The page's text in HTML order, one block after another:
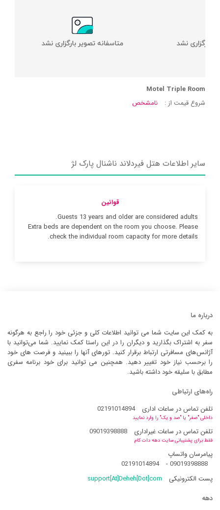
Motel Triple Room
شروع قیمت از :
نامشخص
سایر اطلاعات هتل فیردلاند ناشنال پارک لژ
قوانین
Guests 13 years and older are considered adults.
Extra beds are dependent on the room you choose. Please
check the individual room capacity for more details.
درباره ما
به کمک این سایت شما می توانید اطلاعات کلی و جزئی خود را راجع به هرگونه
سفر به اشتراک بگذارید و دیگران را در این راستا کمک نمایید. شما می‌توانید با
آژانس‌های مسافرتی ارتباط برقرار کنید. تورهای آنها را ببینید و فرصت های خود
را برحسب نیاز خود تغییر دهید. همچنین می توانید برای خود برنامه سفری
مطابق با سلیقه خود داشته باشید.
راه‌های ارتباطی
تلفن تماس در ساعات اداری
02191014894
داخلی "صفر" یا "صد و یک" را وارد نمایید
تلفن تماس در ساعات غیراداری 09019398888
فقط برای پشتیبانی سایت دهه دات کام
پیامرسان واتساپ
09019398888
-
02191014894
پست الکترونیکی
support[At]Deheh[Dot]com
دهه